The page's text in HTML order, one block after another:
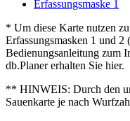
Erfassungsmaske 1
* Um diese Karte nutzen
Erfassungsmasken 1 und 2
Bedienungsanleitung zum
db.Planer erhalten Sie hier.
** HINWEIS: Durch den
Sauenkarte je nach